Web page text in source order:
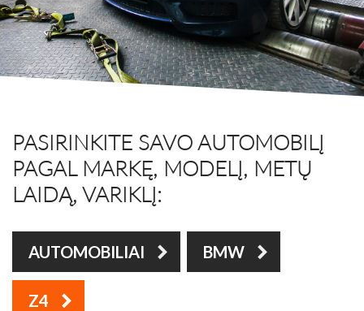
PASIRINKITE SAVO AUTOMOBILĮ
PAGAL MARKĘ, MODELĮ, METŲ
LAIDĄ, VARIKLĮ:
AUTOMOBILIAI BMW
Z4